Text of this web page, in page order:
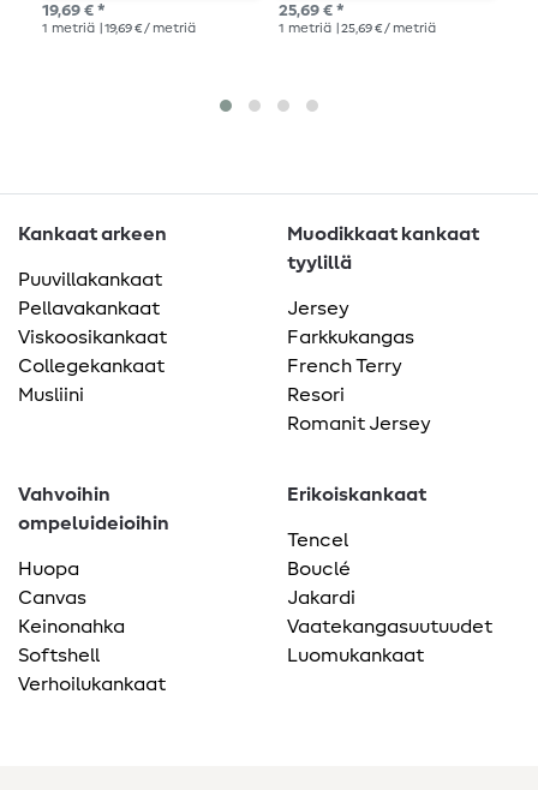
19,69 € *
1 metriä | 19,69 € / metriä
25,69 € *
1 metriä | 25,69 € / metriä
Kankaat arkeen
Puuvillakankaat
Pellavakankaat
Viskoosikankaat
Collegekankaat
Musliini
Muodikkaat kankaat
tyylillä
Jersey
Farkkukangas
French Terry
Resori
Romanit Jersey
Vahvoihin
ompeluideioihin
Huopa
Canvas
Keinonahka
Softshell
Verhoilukankaat
Erikoiskankaat
Tencel
Bouclé
Jakardi
Vaatekangasuutuudet
Luomukankaat